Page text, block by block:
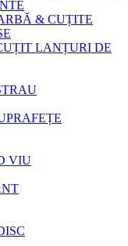
& CUȚITE
LANȚURI DE
VIU